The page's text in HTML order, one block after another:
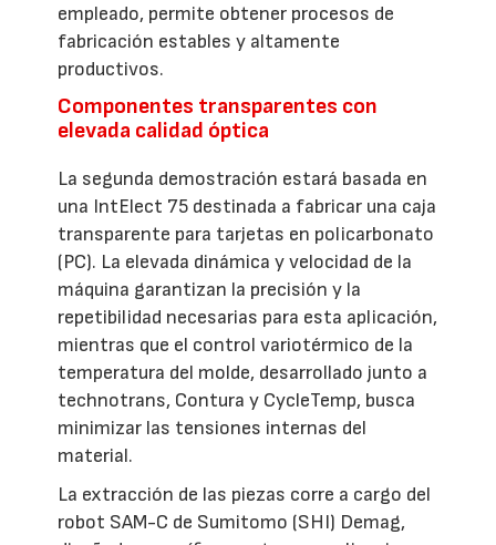
empleado, permite obtener procesos de
fabricación estables y altamente
productivos.
Componentes transparentes con
elevada calidad óptica
La segunda demostración estará basada en
una IntElect 75 destinada a fabricar una caja
transparente para tarjetas en policarbonato
(PC). La elevada dinámica y velocidad de la
máquina garantizan la precisión y la
repetibilidad necesarias para esta aplicación,
mientras que el control variotérmico de la
temperatura del molde, desarrollado junto a
technotrans, Contura y CycleTemp, busca
minimizar las tensiones internas del
material.
La extracción de las piezas corre a cargo del
robot SAM-C de Sumitomo (SHI) Demag,